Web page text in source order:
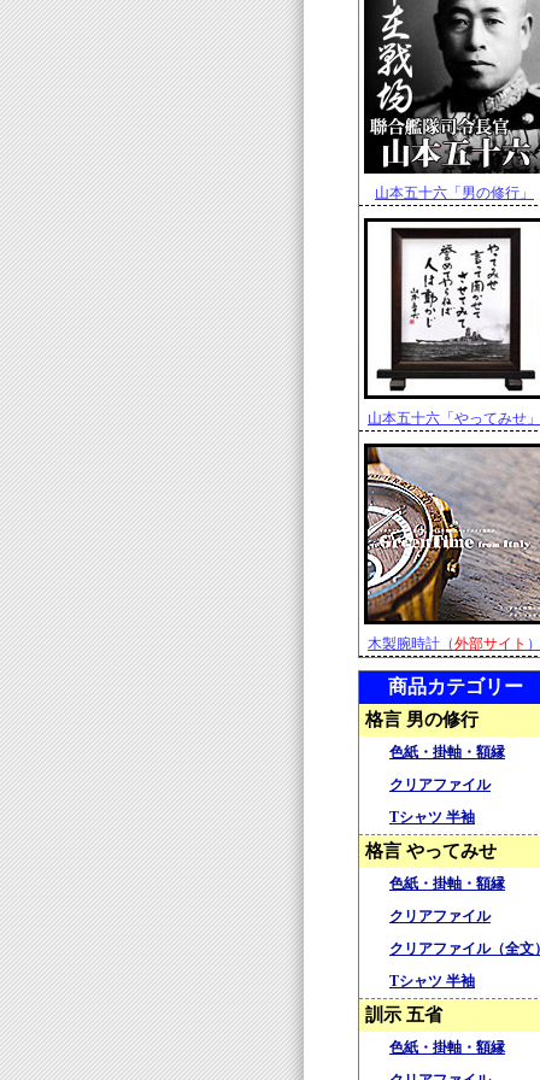
山本五十六「男の修行」
山本五十六「やってみせ」
木製腕時計（外部サイト ）
商品カテゴリー
格言 男の修行
色紙・掛軸・額縁
クリアファイル
Tシャツ 半袖
格言 やってみせ
色紙・掛軸・額縁
クリアファイル
クリアファイル（全文
Tシャツ 半袖
訓示 五省
色紙・掛軸・額縁